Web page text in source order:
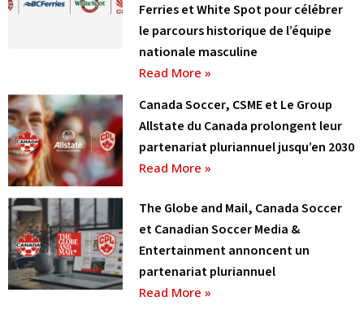
Ferries et White Spot pour célébrer
le parcours historique de l’équipe
nationale masculine
Read More »
Canada Soccer, CSME et Le Group
Allstate du Canada prolongent leur
partenariat pluriannuel jusqu’en 2030
Read More »
The Globe and Mail, Canada Soccer
et Canadian Soccer Media &
Entertainment annoncent un
partenariat pluriannuel
Read More »